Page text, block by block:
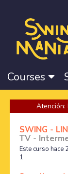
Courses
Atención:
SWING -
TV -
Este curso hace
1